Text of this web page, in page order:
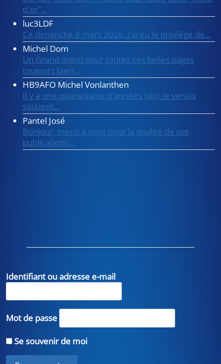
d'or"...
luc3LDF
Ce dimanche 8 mars 2026, j'ai eu le privilège de...
Michel Dom
Un Grand merci pour toutes ces belles pages
toujours bien...
HB9AFO Michel Vonlanthen
Il y a une quarantaine d'années (sic), je venais
souvent...
Pantel José
Bonjour, merci à vous pour la qualité de vos
publications...
Identifiant ou adresse e-mail
Mot de passe
Se souvenir de moi